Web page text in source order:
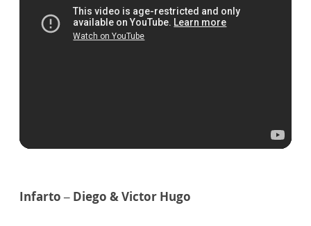
Infarto – Diego & Victor Hugo